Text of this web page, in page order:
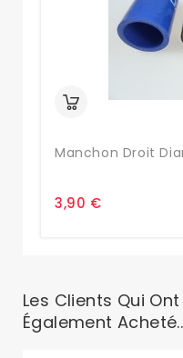
Manchon Droit
3,90 €
Les Clients Qui
Également